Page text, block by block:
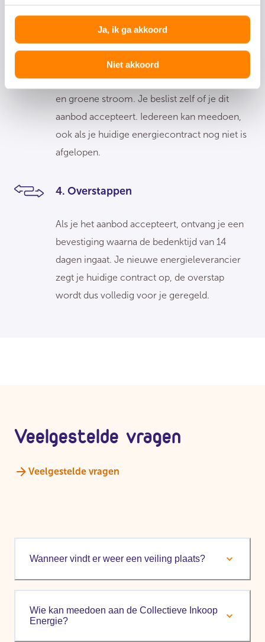
Ja, ik ga akkoord
Niet akkoord
kwaliteitseisen voldoen. Het beste bod wint.
3. Persoonlijk aanbod
Je ontvangt een persoonlijk aanbod voor gas
en groene stroom. Je beslist zelf of je dit
aanbod accepteert. Iedereen kan meedoen,
ook als je huidige energiecontract nog niet is
afgelopen.
4. Overstappen
Als je het aanbod accepteert, ontvang je een
bevestiging waarna de bedenktijd van 14
dagen ingaat. Je nieuwe energieleverancier
zegt je huidige contract op, de overstap
wordt dus volledig voor je geregeld.
Veelgestelde vragen
Veelgestelde vragen
Wanneer vindt er weer een veiling plaats?
Wie kan meedoen aan de Collectieve Inkoop
Energie?